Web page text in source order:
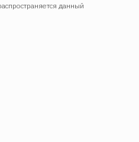
данный